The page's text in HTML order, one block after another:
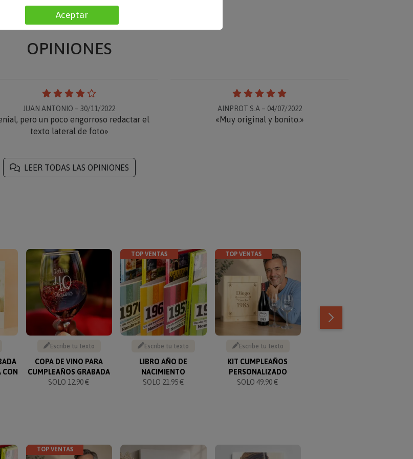
OPINIONES
JUAN ANTONIO – 30/11/2022
pero un poco engorroso redactar el
texto lateral de foto»
AINPROT S.A – 04/07/2022
«Muy original y bonito.»
LEER TODAS LAS OPINIONES
CON
Escribe tu texto
COPA DE VINO PARA
CUMPLEAÑOS GRABADA
SOLO 12.90 €
TOP VENTAS
Escribe tu texto
LIBRO AÑO DE
NACIMIENTO
SOLO 21.95 €
TOP VENTAS
Escribe tu texto
KIT CUMPLEAÑOS
PERSONALIZADO
SOLO 49.90 €
TOP VENTAS
Aceptar